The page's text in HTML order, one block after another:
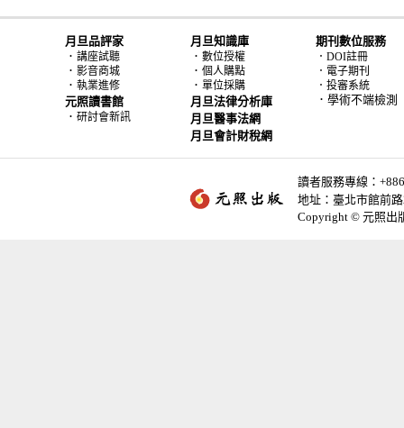
月旦品評家
． 講座試聽
． 影音商城
． 執業進修
元照讀書館
． 研討會新訊
月旦知識庫
． 數位授權
． 個人購點
． 單位採購
月旦法律分析庫
月旦醫事法網
月旦會計財稅網
期刊數位服務
．DOI註冊
．電子期刊
．投審系統
．學術不端檢測
讀者服務專線：
地址：臺北市館前
Copyright © 元照出